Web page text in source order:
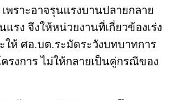
พราะอาจรุนแรงบานปลายกลาย
รง จึงให้หน่วยงานที่เกี่ยวข้องเร่ง
ให้ ศอ.บต.ระมัดระวังบทบาทการ
รงการ ไม่ให้กลายเป็นคู่กรณีของ